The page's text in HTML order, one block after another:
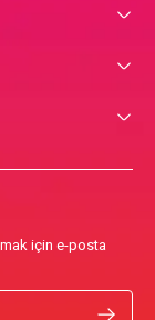
için e-posta